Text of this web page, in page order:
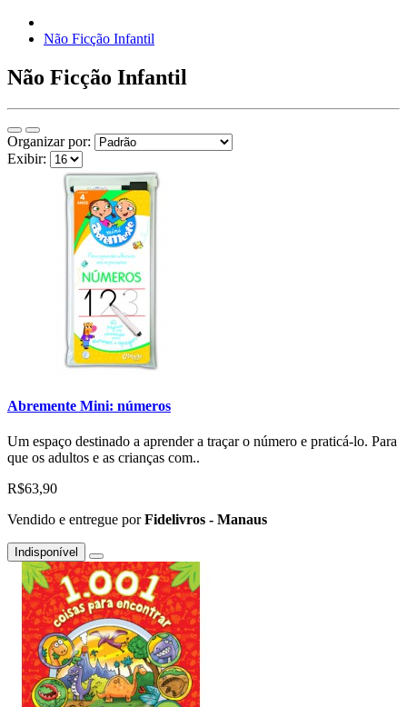
Não Ficção Infantil
Não Ficção Infantil
Organizar por:
Exibir:
Abremente Mini: números
Um espaço destinado a aprender a traçar o número e praticá-lo. Para
que os adultos e as crianças com..
R$63,90
Vendido e entregue porFidelivros - Manaus
Indisponível